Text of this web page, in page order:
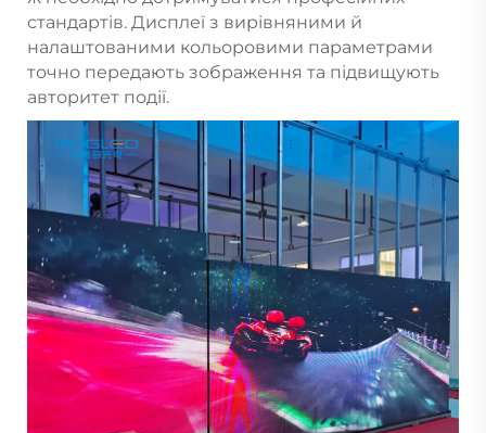
стандартів. Дисплеї з вирівняними й
налаштованими кольоровими параметрами
точно передають зображення та підвищують
авторитет події.